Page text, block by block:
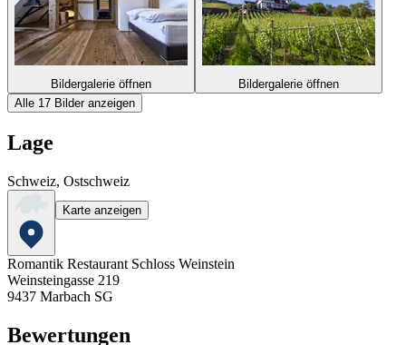
Bildergalerie öffnen
Bildergalerie öffnen
Alle 17 Bilder anzeigen
Lage
Schweiz, Ostschweiz
Karte anzeigen
Romantik Restaurant Schloss Weinstein
Weinsteingasse 219
9437 Marbach SG
Bewertungen